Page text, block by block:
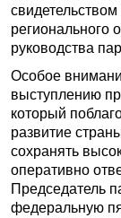
регионального
руководства
Особое
выступлению
который
развитие
сохранять
оперативно
Председатель
федеральную